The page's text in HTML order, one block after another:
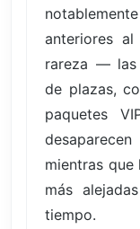
anteriores
rareza — las
de plazas,
paquetes
mientras que
más
tiempo.